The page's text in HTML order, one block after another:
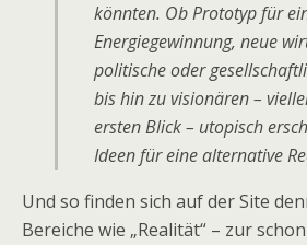
könnten. Ob Prototyp für
Energiegewinnung, neue
politische oder
bis hin zu visionären –
ersten Blick – utopisch
Ideen für eine alternative
Und so finden sich auf der Site
Bereiche wie „Realität“ – zur